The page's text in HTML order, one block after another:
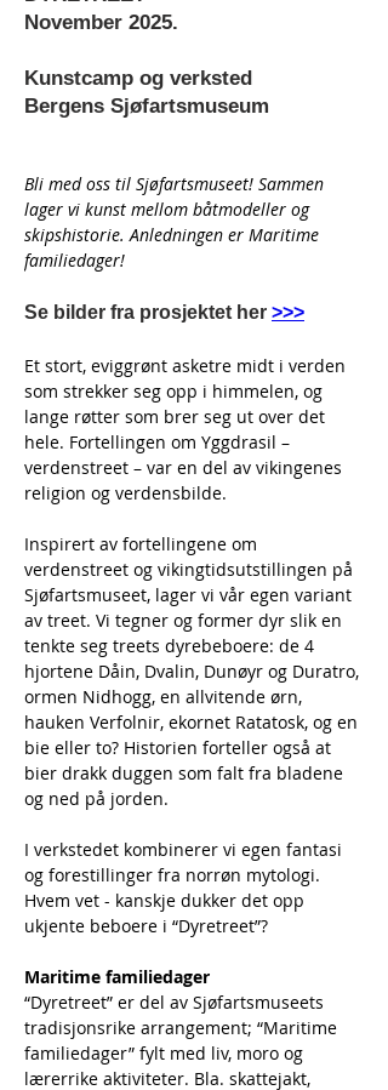
November 2025.
Kunstcamp og verksted
Bergens Sjøfartsmuseum
Bli med oss til Sjøfartsmuseet! Sammen
lager vi kunst mellom båtmodeller og
skipshistorie. Anledningen er Maritime
familiedager!
Se bilder fra prosjektet her >>>
Et stort, eviggrønt asketre midt i verden
som strekker seg opp i himmelen, og
lange røtter som brer seg ut over det
hele. Fortellingen om Yggdrasil –
verdenstreet – var en del av vikingenes
religion og verdensbilde.
Inspirert av fortellingene om
verdenstreet og vikingtidsutstillingen på
Sjøfartsmuseet, lager vi vår egen variant
av treet. Vi tegner og former dyr slik en
tenkte seg treets dyrebeboere: de 4
hjortene Dåin, Dvalin, Dunøyr og Duratro,
ormen Nidhogg, en allvitende ørn,
hauken Verfolnir, ekornet Ratatosk, og en
bie eller to? Historien forteller også at
bier drakk duggen som falt fra bladene
og ned på jorden.
I verkstedet kombinerer vi egen fantasi
og forestillinger fra norrøn mytologi.
Hvem vet - kanskje dukker det opp
ukjente beboere i “Dyretreet”?
Maritime familiedager
“Dyretreet” er del av Sjøfartsmuseets
tradisjonsrike arrangement; “Maritime
familiedager” fylt med liv, moro og
lærerrike aktiviteter. Bla. skattejakt,